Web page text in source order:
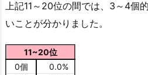
上記11～20位の間では、3～4個
いことが分かりました。
11~20位
0個
0.0%